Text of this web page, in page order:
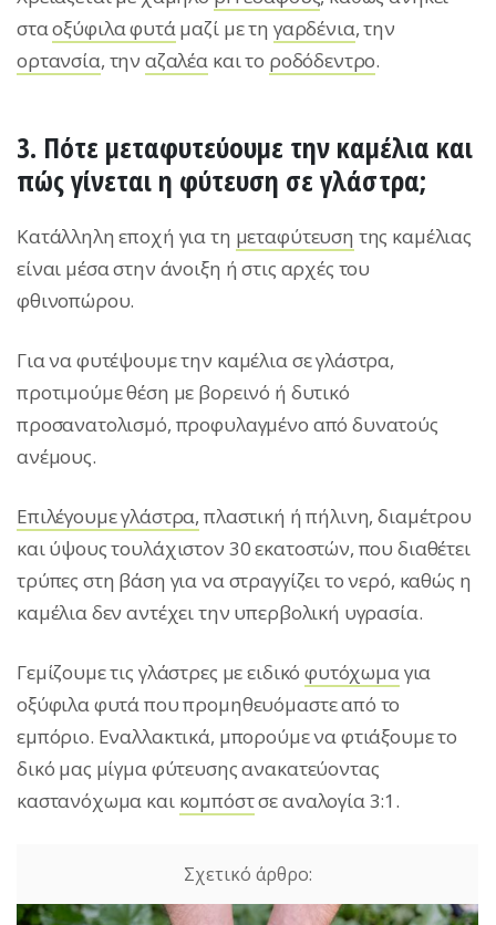
σταοξύφιλα φυτάμαζί με τη γαρδένια, την
ορτανσία, την αζαλέα και το ροδόδεντρο.
3. Πότε μεταφυτεύουμε την καμέλια και
πώς γίνεται η φύτευση σε γλάστρα;
Κατάλληλη εποχή για τη μεταφύτευση της καμέλιας
είναι μέσα στην άνοιξη ή στις αρχές του
φθινοπώρου.
Για να φυτέψουμε την καμέλια σε γλάστρα,
προτιμούμε θέση με βορεινό ή δυτικό
προσανατολισμό, προφυλαγμένο από δυνατούς
ανέμους.
Επιλέγουμε γλάστρα, πλαστική ή πήλινη, διαμέτρου
και ύψους τουλάχιστον 30 εκατοστών, που διαθέτει
τρύπες στη βάση για να στραγγίζει το νερό, καθώς η
καμέλια δεν αντέχει την υπερβολική υγρασία.
Γεμίζουμε τις γλάστρες με ειδικόφυτόχωμαγια
οξύφιλα φυτά που προμηθευόμαστε από το
εμπόριο. Εναλλακτικά, μπορούμε να φτιάξουμε το
δικό μας μίγμα φύτευσης ανακατεύοντας
καστανόχωμα και κομπόστσε αναλογία 3:1.